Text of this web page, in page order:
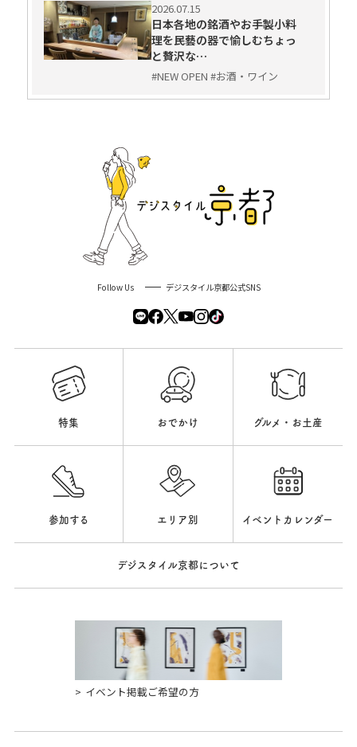
2026.07.15
日本各地の銘酒やお手製小料
理を民藝の器で愉しむちょっ
と贅沢な…
#NEW OPEN #お酒・ワイン
Follow Us デジスタイル京都公式SNS
特集 おでかけ グルメ・お土産
参加する エリア別 イベントカレンダー
デジスタイル京都について
イベント掲載ご希望の方